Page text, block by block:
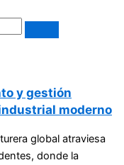
y gestión
moderno
global atraviesa
donde la